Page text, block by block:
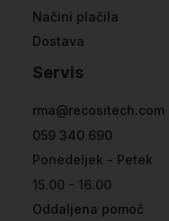
Načini plačila
Dostava
Servis
rma@recositech.com
059 340 690
Ponedeljek - Petek
15.00 - 16.00
Oddaljena pomoč